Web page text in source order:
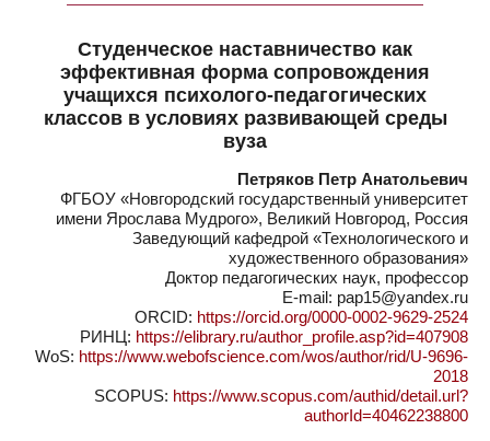
Студенческое наставничество как
эффективная форма сопровождения
учащихся психолого-педагогических
классов в условиях развивающей среды
вуза
Петряков Петр Анатольевич
ФГБОУ «Новгородский государственный университет
имени Ярослава Мудрого», Великий Новгород, Россия
Заведующий кафедрой «Технологического и
художественного образования»
Доктор педагогических наук, профессор
E-mail: pap15@yandex.ru
ORCID: https://orcid.org/0000-0002-9629-2524
РИНЦ: https://elibrary.ru/author_profile.asp?id=407908
WoS: https://www.webofscience.com/wos/author/rid/U-9696-
2018
SCOPUS: https://www.scopus.com/authid/detail.url?
authorId=40462238800